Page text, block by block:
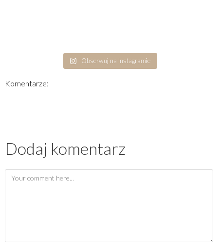
Obserwuj na Instagramie
Komentarze:
Dodaj komentarz